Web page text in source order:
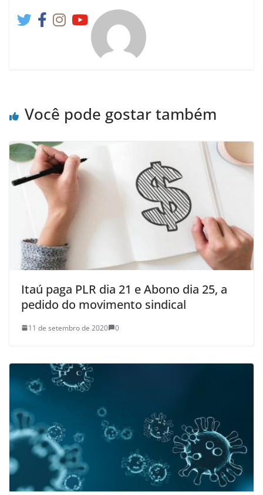
Você pode gostar também
Itaú paga PLR dia 21 e Abono dia 25, a
pedido do movimento sindical
11 de setembro de 2020 0